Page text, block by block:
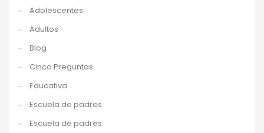
Adolescentes
Adultos
Blog
Cinco Preguntas
Educativa
Escuela de padres
Escuela de padres